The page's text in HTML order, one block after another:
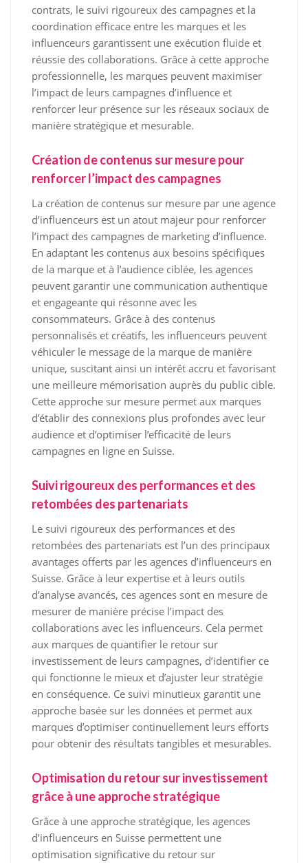
contrats, le suivi rigoureux des campagnes et la
coordination efficace entre les marques et les
influenceurs garantissent une exécution fluide et
réussie des collaborations. Grâce à cette approche
professionnelle, les marques peuvent maximiser
l’impact de leurs campagnes d’influence et
renforcer leur présence sur les réseaux sociaux de
manière stratégique et mesurable.
Création de contenus sur mesure pour
renforcer l’impact des campagnes
La création de contenus sur mesure par une agence
d’influenceurs est un atout majeur pour renforcer
l’impact des campagnes de marketing d’influence.
En adaptant les contenus aux besoins spécifiques
de la marque et à l’audience ciblée, les agences
peuvent garantir une communication authentique
et engageante qui résonne avec les
consommateurs. Grâce à des contenus
personnalisés et créatifs, les influenceurs peuvent
véhiculer le message de la marque de manière
unique, suscitant ainsi un intérêt accru et favorisant
une meilleure mémorisation auprès du public cible.
Cette approche sur mesure permet aux marques
d’établir des connexions plus profondes avec leur
audience et d’optimiser l’efficacité de leurs
campagnes en ligne en Suisse.
Suivi rigoureux des performances et des
retombées des partenariats
Le suivi rigoureux des performances et des
retombées des partenariats est l’un des principaux
avantages offerts par les agences d’influenceurs en
Suisse. Grâce à leur expertise et à leurs outils
d’analyse avancés, ces agences sont en mesure de
mesurer de manière précise l’impact des
collaborations avec les influenceurs. Cela permet
aux marques de quantifier le retour sur
investissement de leurs campagnes, d’identifier ce
qui fonctionne le mieux et d’ajuster leur stratégie
en conséquence. Ce suivi minutieux garantit une
approche basée sur les données et permet aux
marques d’optimiser continuellement leurs efforts
pour obtenir des résultats tangibles et mesurables.
Optimisation du retour sur investissement
grâce à une approche stratégique
Grâce à une approche stratégique, les agences
d’influenceurs en Suisse permettent une
optimisation significative du retour sur